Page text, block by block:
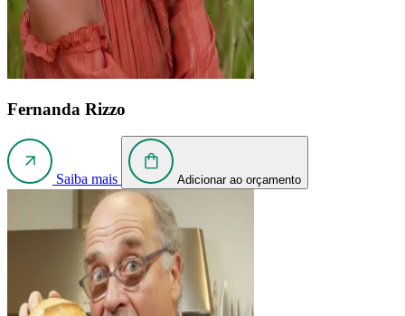
Fernanda Rizzo
Saiba mais Adicionar ao orçamento